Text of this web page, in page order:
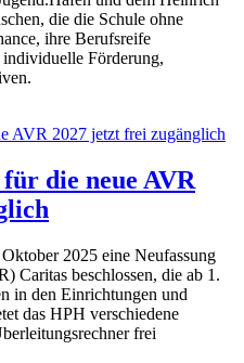
die die Schule ohne
ihre Berufsreife
Förderung,
die neue AVR
2025 eine Neufassung
Caritas beschlossen, die ab 1.
in den Einrichtungen und
das HPH verschiedene
frei